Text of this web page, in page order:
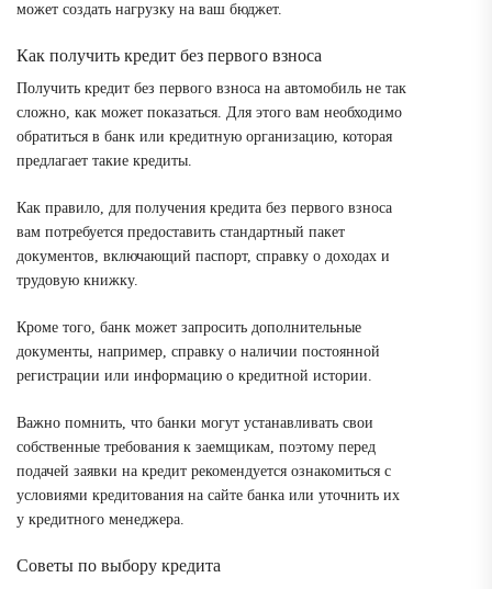
может создать нагрузку на ваш бюджет.
Как получить кредит без первого взноса
Получить кредит без первого взноса на автомобиль не так
сложно, как может показаться. Для этого вам необходимо
обратиться в банк или кредитную организацию, которая
предлагает такие кредиты.
Как правило, для получения кредита без первого взноса
вам потребуется предоставить стандартный пакет
документов, включающий паспорт, справку о доходах и
трудовую книжку.
Кроме того, банк может запросить дополнительные
документы, например, справку о наличии постоянной
регистрации или информацию о кредитной истории.
Важно помнить, что банки могут устанавливать свои
собственные требования к заемщикам, поэтому перед
подачей заявки на кредит рекомендуется ознакомиться с
условиями кредитования на сайте банка или уточнить их
у кредитного менеджера.
Советы по выбору кредита